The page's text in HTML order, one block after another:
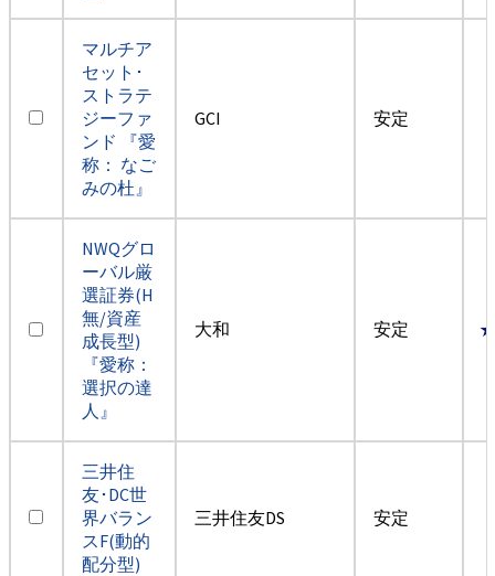
マルチア
セット･
ストラテ
ジーファ
ンド 『愛
称： なご
みの杜』
GCI 安定
NWQグロ
ーバル厳
選証券(H
無/資産
成長型)
『愛称：
選択の達
人』
大和 安定
三井住
友･DC世
界バラン
スF(動的
配分型)
三井住友DS 安定